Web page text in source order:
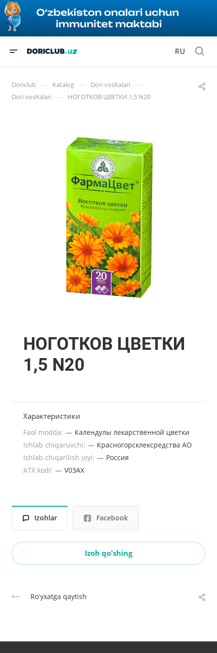
RU
Doriclub — Katalog — Dori vositalari —
Dori vositalari — НОГОТКОВ ЦВЕТКИ 1,5 N20
НОГОТКОВ ЦВЕТКИ
1,5 N20
Характеристики
Faol modda: — Календулы лекарственной цветки
Ishlab chiqaruvchi: — Красногорсклексредства АО
Ishlab chiqarilish joyi: — Россия
ATX kodi: — V03AX
Izohlar Facebook
Izoh qo'shing
Roʻyxatga qaytish